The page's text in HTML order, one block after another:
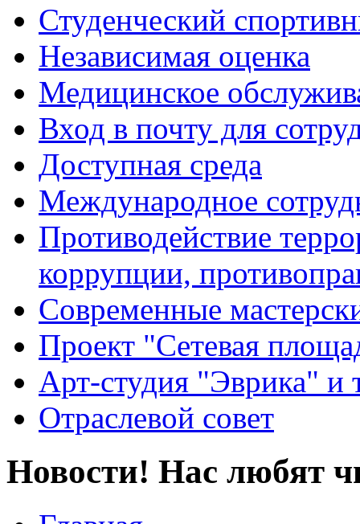
Студенческий
Независимая оценка
Медицинское
Вход в почту для
Доступная среда
Международное
Противодействие
коррупции,
Современные
Проект "Сетевая
Арт-студия "Эврика" и
Отраслевой совет
Новости! Нас любят